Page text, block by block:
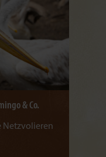
& Co.
Netzvolieren